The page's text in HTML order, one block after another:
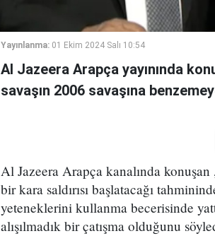
Yayınlanma: 01 Ekim 2024 Salı 10:54
Al Jazeera Arapça yayınında
savaşın 2006 savaşına
Al Jazeera Arapça kanalında
bir kara saldırısı başlatacağı
yeteneklerini kullanma becerisinde
alışılmadık bir çatışma olduğunu